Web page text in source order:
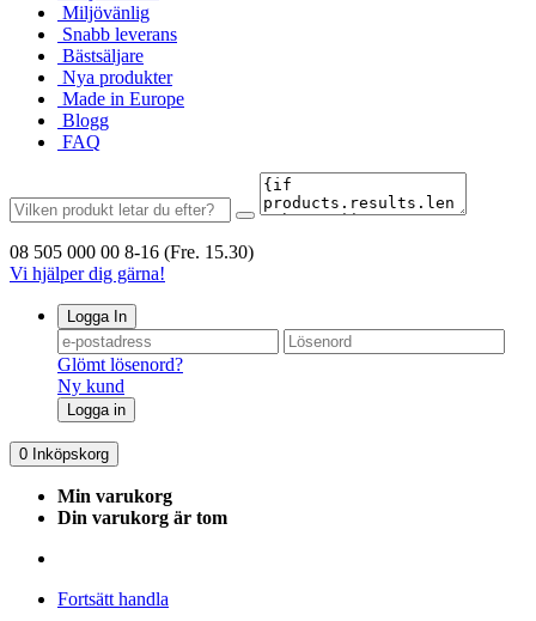
Miljövänlig
Snabb leverans
Bästsäljare
Nya produkter
Made in Europe
Blogg
FAQ
08 505 000 00 8-16 (Fre. 15.30)
Vi hjälper dig gärna!
Logga In
Glömt lösenord?
Ny kund
Logga in
0 Inköpskorg
Min varukorg
Din varukorg är tom
Fortsätt handla